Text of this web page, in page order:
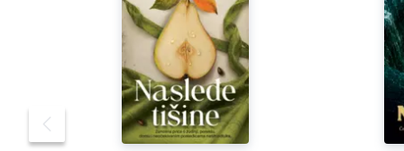
Time Out
„Gutijeres
Times
Pomeranje sadržaja slajdera u levo